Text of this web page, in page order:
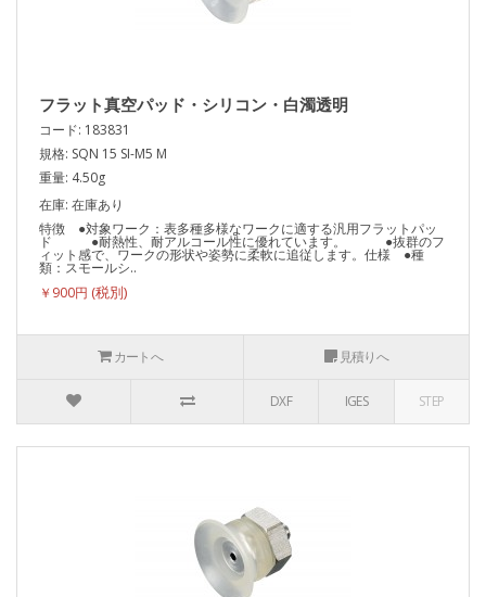
フラット真空パッド・シリコン・白濁透明
コード: 183831
規格: SQN 15 SI-M5 M
重量: 4.50g
在庫: 在庫あり
特徴 ●対象ワーク：表多種多様なワークに適する汎用フラットパッ
ド ●耐熱性、耐アルコール性に優れています。 ●抜群のフ
ィット感で、ワークの形状や姿勢に柔軟に追従します。仕様 ●種
類：スモールシ..
￥900円
カートへ 見積りへ
DXF IGES STEP